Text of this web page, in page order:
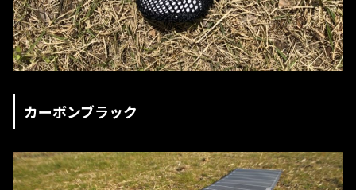
カーボンブラック